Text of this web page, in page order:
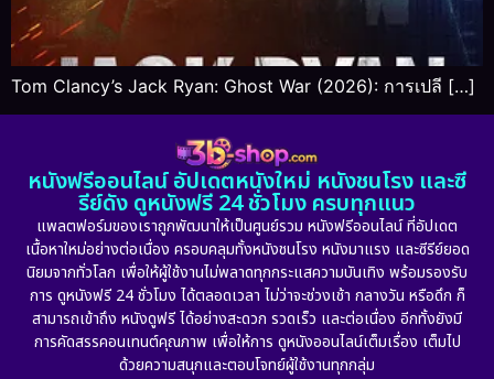
Tom Clancy’s Jack Ryan: Ghost War (2026): การเปลี […]
หนังฟรีออนไลน์ อัปเดตหนังใหม่ หนังชนโรง และซี
รีย์ดัง ดูหนังฟรี 24 ชั่วโมง ครบทุกแนว
แพลตฟอร์มของเราถูกพัฒนาให้เป็นศูนย์รวม หนังฟรีออนไลน์ ที่อัปเดต
เนื้อหาใหม่อย่างต่อเนื่อง ครอบคลุมทั้งหนังชนโรง หนังมาแรง และซีรีย์ยอด
นิยมจากทั่วโลก เพื่อให้ผู้ใช้งานไม่พลาดทุกกระแสความบันเทิง พร้อมรองรับ
การ ดูหนังฟรี 24 ชั่วโมง ได้ตลอดเวลา ไม่ว่าจะช่วงเช้า กลางวัน หรือดึก ก็
สามารถเข้าถึง หนังดูฟรี ได้อย่างสะดวก รวดเร็ว และต่อเนื่อง อีกทั้งยังมี
การคัดสรรคอนเทนต์คุณภาพ เพื่อให้การ ดูหนังออนไลน์เต็มเรื่อง เต็มไป
ด้วยความสนุกและตอบโจทย์ผู้ใช้งานทุกกลุ่ม